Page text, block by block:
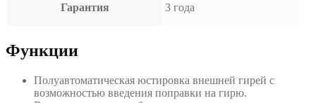
Гарантия 3 года
Функции
Полуавтоматическая юстировка внешней гирей с
возможностью введения поправки на гирю.